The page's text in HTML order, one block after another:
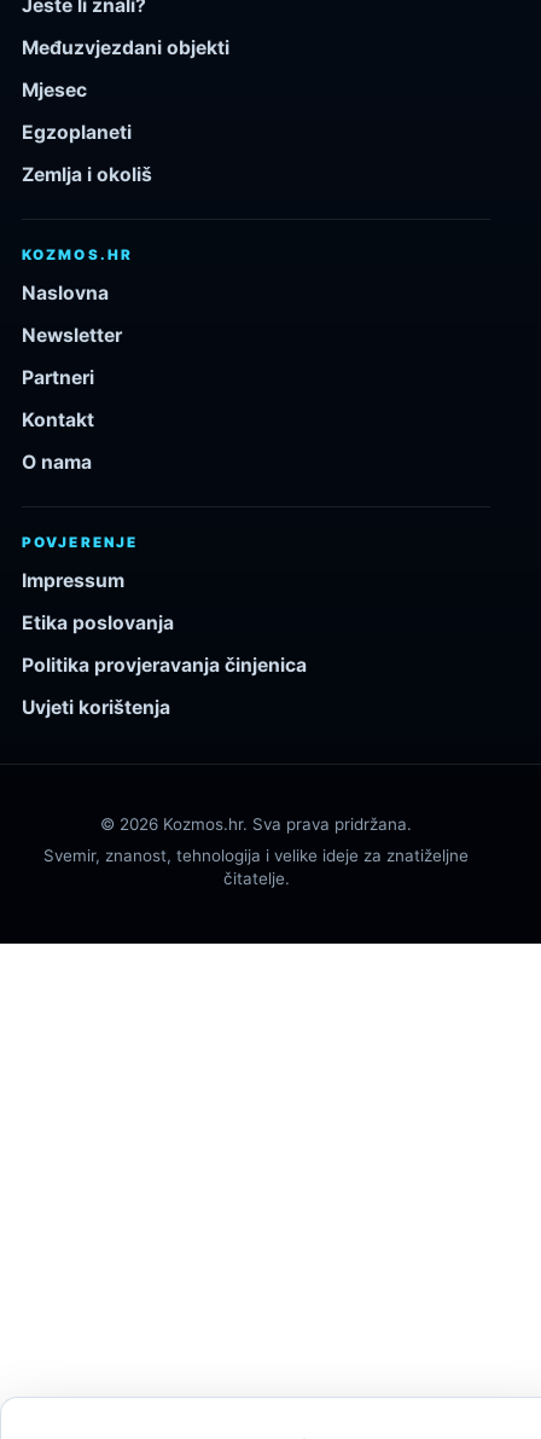
Jeste li znali?
Međuzvjezdani objekti
Mjesec
Egzoplaneti
Zemlja i okoliš
KOZMOS.HR
Naslovna
Newsletter
Partneri
Kontakt
O nama
POVJERENJE
Impressum
Etika poslovanja
Politika provjeravanja činjenica
Uvjeti korištenja
© 2026 Kozmos.hr. Sva prava pridržana.
Svemir, znanost, tehnologija i velike ideje za znatiželjne
čitatelje.